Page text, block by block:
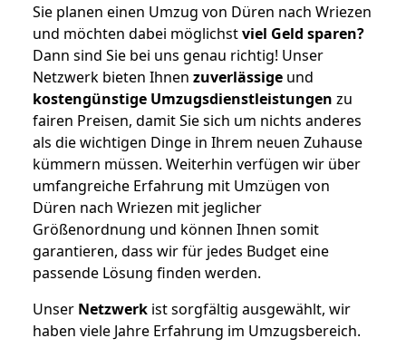
Sie planen einen Umzug von Düren nach Wriezen
und möchten dabei möglichstviel Geld sparen?
Dann sind Sie bei uns genau richtig! Unser
Netzwerk bieten Ihnen zuverlässige und
kostengünstige Umzugsdienstleistungen zu
fairen Preisen, damit Sie sich um nichts anderes
als die wichtigen Dinge in Ihrem neuen Zuhause
kümmern müssen. Weiterhin verfügen wir über
umfangreiche Erfahrung mit Umzügen von
Düren nach Wriezen mit jeglicher
Größenordnung und können Ihnen somit
garantieren, dass wir für jedes Budget eine
passende Lösung finden werden.
Unser Netzwerk ist sorgfältig ausgewählt, wir
haben viele Jahre Erfahrung im Umzugsbereich.